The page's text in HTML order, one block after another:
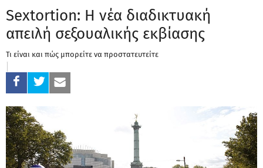
Sextortion: Η νέα διαδικτυακή
απειλή σεξουαλικής εκβίασης
Τι είναι και πώς μπορείτε να προστατευτείτε